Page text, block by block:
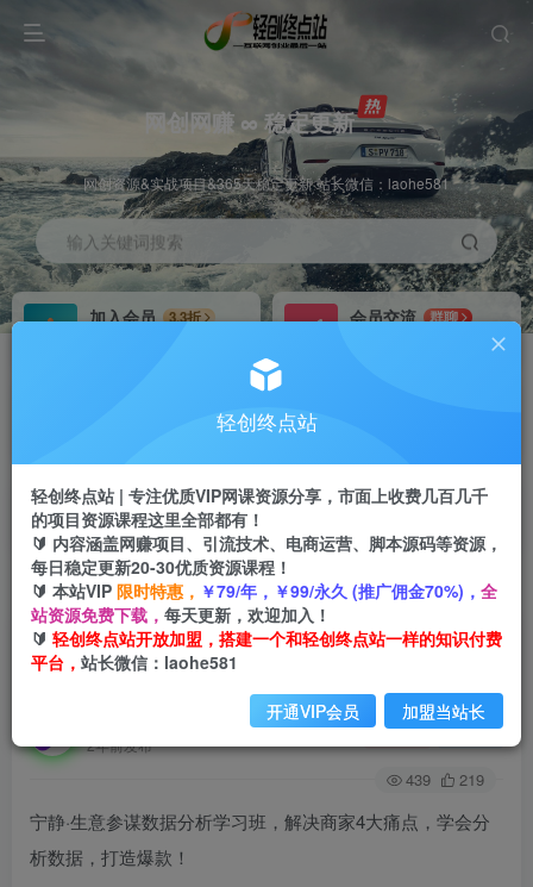
网创网赚 ∞ 稳定更新
网创资源&实战项目&365天稳定更新 站长微信：laohe581
输入关键词搜索
加入会员
3.3折
会员交流
群聊
首页 创业课程 会员免费 正文
宁静·生意参谋数据分析学习班，解决商家4大痛
点，学会分析数据，打造爆款！
2年前发布
关注 私信
439 219
宁静·生意参谋数据分析学习班，解决商家4大痛点，学会分
析数据，打造爆款！
轻创终点站
轻创终点站 | 专注优质VIP网课资源分享，市面上收费几百几千
的项目资源课程这里全部都有！
🔰 内容涵盖网赚项目、引流技术、电商运营、脚本源码等资源，
每日稳定更新20-30优质资源课程！
🔰 本站VIP 限时特惠， ￥79/年，￥99/永久 (推广佣金70%)， 全
站资源免费下载， 每天更新，欢迎加入！
🔰 轻创终点站开放加盟，搭建一个和轻创终点站一样的知识付费
平台， 站长微信：laohe581
开通VIP会员 加盟当站长